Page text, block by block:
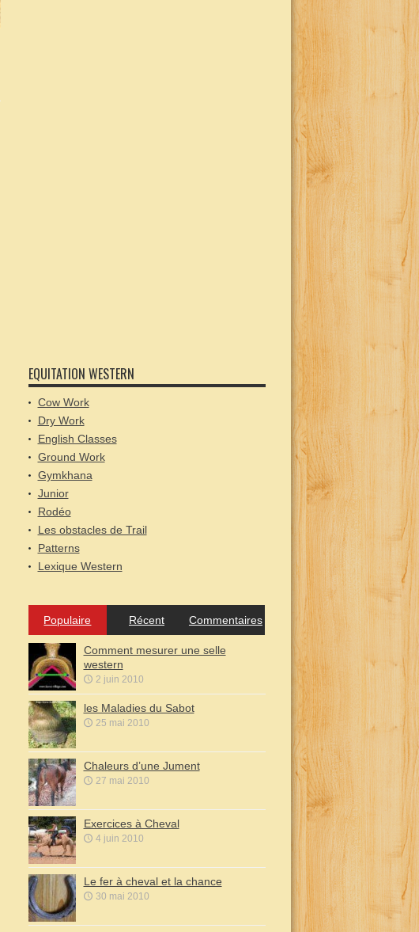
EQUITATION WESTERN
Cow Work
Dry Work
English Classes
Ground Work
Gymkhana
Junior
Rodéo
Les obstacles de Trail
Patterns
Lexique Western
Populaire Récent Commentaires
Comment mesurer une selle
western
2 juin 2010
les Maladies du Sabot
25 mai 2010
Chaleurs d’une Jument
27 mai 2010
Exercices à Cheval
4 juin 2010
Le fer à cheval et la chance
30 mai 2010